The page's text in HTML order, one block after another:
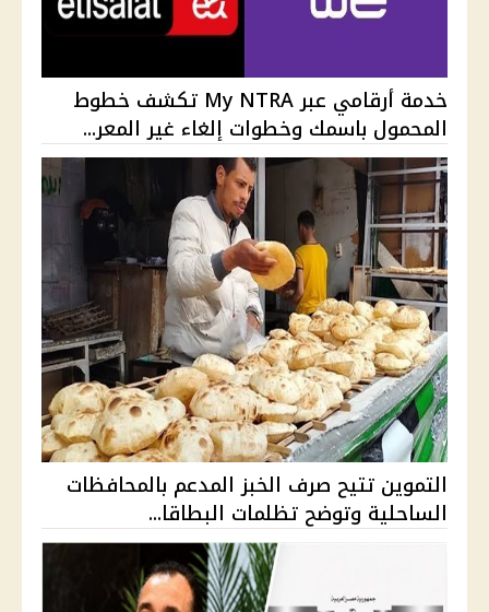
خدمة أرقامي عبر My NTRA تكشف خطوط
المحمول باسمك وخطوات إلغاء غير المعر...
التموين تتيح صرف الخبز المدعم بالمحافظات
الساحلية وتوضح تظلمات البطاقا...